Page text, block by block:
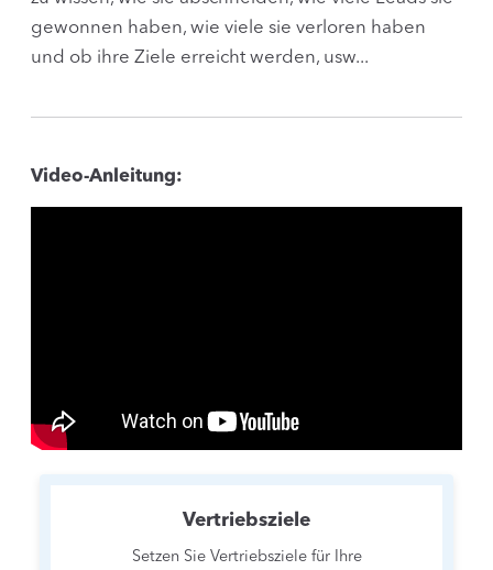
gewonnen haben, wie viele sie verloren haben
und ob ihre Ziele erreicht werden, usw...
Video-Anleitung:
Vertriebsziele
Setzen Sie Vertriebsziele für Ihre